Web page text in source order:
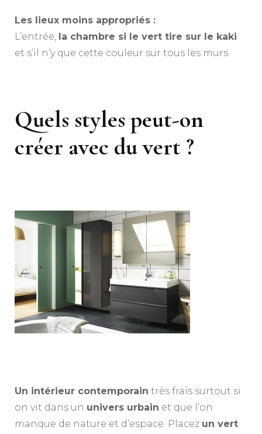
Les lieux moins appropriés :
L’entrée, la chambre si le vert tire sur le kaki
et s’il n’y que cette couleur sur tous les murs.
Quels styles peut-on
créer avec du vert ?
Un intérieur contemporain très frais surtout si
on vit dans un univers urbain et que l’on
manque de nature et d’espace. Placez un vert